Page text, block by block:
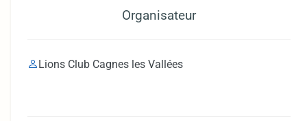
Organisateur
Lions Club Cagnes les Vallées